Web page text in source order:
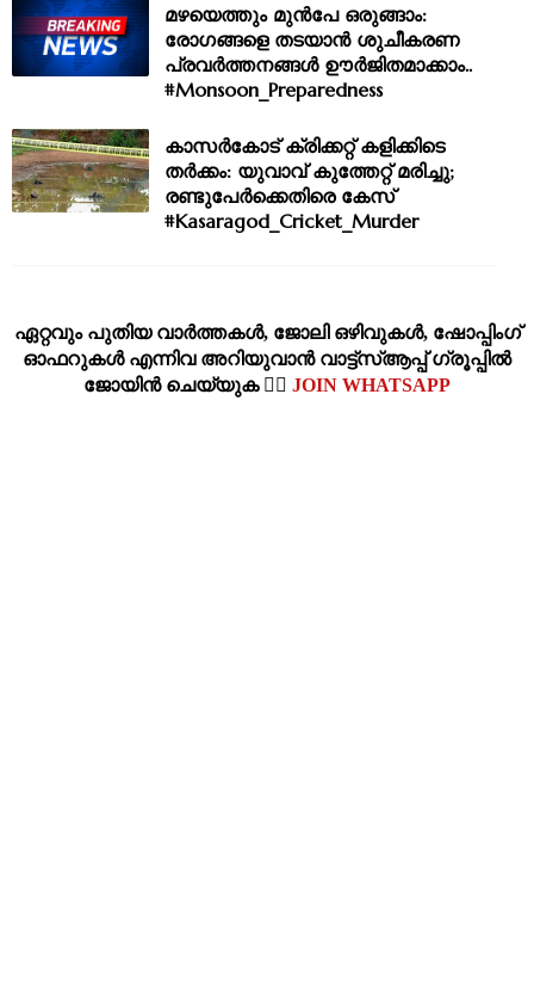
മഴയെത്തും മുൻപേ ഒരുങ്ങാം:
രോഗങ്ങളെ തടയാൻ ശുചീകരണ
പ്രവർത്തനങ്ങൾ ഊർജിതമാക്കാം..
#Monsoon_Preparedness
കാസർകോട് ക്രിക്കറ്റ് കളിക്കിടെ
തർക്കം: യുവാവ് കുത്തേറ്റ് മരിച്ചു;
രണ്ടുപേർക്കെതിരെ കേസ്
#Kasaragod_Cricket_Murder
ഏറ്റവും പുതിയ വാര്‍ത്തകള്‍, ജോലി ഒഴിവുകള്‍, ഷോപ്പിംഗ്‌
ഓഫറുകള്‍ എന്നിവ അറിയുവാന്‍ വാട്ട്സ്ആപ്പ് ഗ്രൂപ്പില്‍
ജോയിന്‍ ചെയ്യുക 👉🏽 JOIN WHATSAPP